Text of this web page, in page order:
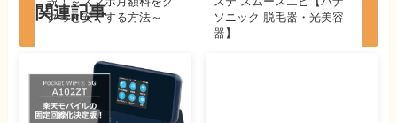
グっと安くする方法～
ソニック 脱毛器・光美容
器】
関連記事